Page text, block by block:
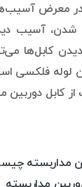
معرض
شدن، آسیب
کابل‌ها
لوله فلکسی
کابل دوربین
مداربسته
مداربسته